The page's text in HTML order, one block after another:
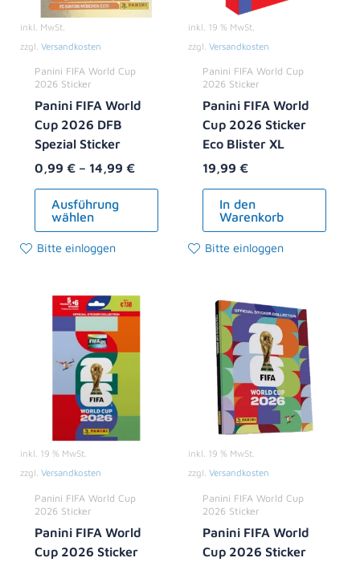
inkl. MwSt.
zzgl. Versandkosten
Panini FIFA World Cup
2026 Sticker
Panini FIFA World
Cup 2026 DFB
Spezial Sticker
0,99 €– 14,99 €
Ausführung
wählen
können
Produktseite
Bitte einloggen
inkl. 19 % MwSt.
zzgl. Versandkosten
Panini FIFA World Cup
2026 Sticker
Panini FIFA World
Cup 2026 Sticker
Eco Blister XL
19,99 €
In den
Warenkorb
Bitte einloggen
inkl. 19 % MwSt.
zzgl. Versandkosten
Panini FIFA World Cup
2026 Sticker
Panini FIFA World
Cup 2026 Sticker
inkl. 19 % MwSt.
zzgl. Versandkosten
Panini FIFA World Cup
2026 Sticker
Panini FIFA World
Cup 2026 Sticker